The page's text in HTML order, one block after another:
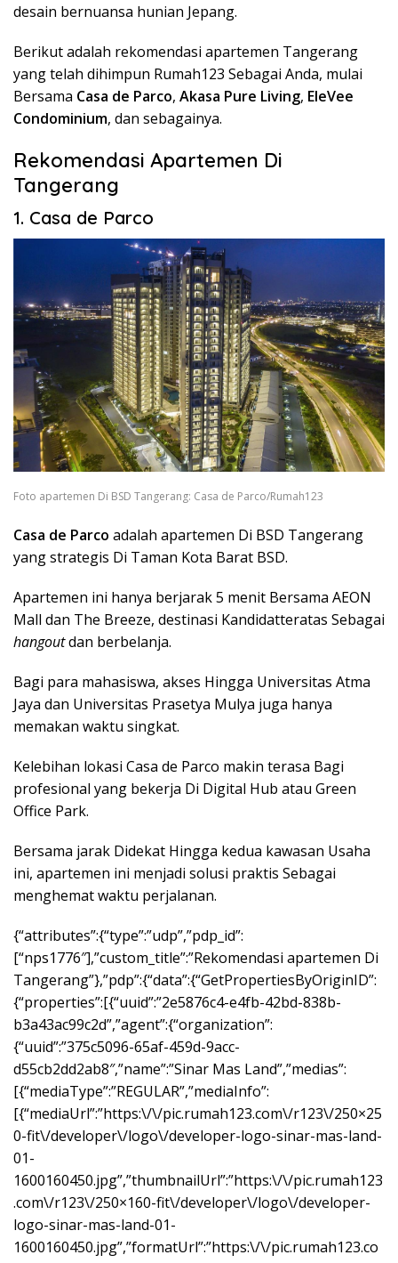
desain bernuansa hunian Jepang.
Berikut adalah rekomendasi apartemen Tangerang
yang telah dihimpun Rumah123 Sebagai Anda, mulai
Bersama Casa de Parco, Akasa Pure Living, EleVee
Condominium, dan sebagainya.
Rekomendasi Apartemen Di
Tangerang
1. Casa de Parco
Foto apartemen Di BSD Tangerang: Casa de Parco/Rumah123
Casa de Parco adalah apartemen Di BSD Tangerang
yang strategis Di Taman Kota Barat BSD.
Apartemen ini hanya berjarak 5 menit Bersama AEON
Mall dan The Breeze, destinasi Kandidatteratas Sebagai
hangoutdan berbelanja.
Bagi para mahasiswa, akses Hingga Universitas Atma
Jaya dan Universitas Prasetya Mulya juga hanya
memakan waktu singkat.
Kelebihan lokasi Casa de Parco makin terasa Bagi
profesional yang bekerja Di Digital Hub atau Green
Office Park.
Bersama jarak Didekat Hingga kedua kawasan Usaha
ini, apartemen ini menjadi solusi praktis Sebagai
menghemat waktu perjalanan.
{“attributes”:{“type”:”udp”,”pdp_id”:
[“nps1776″],”custom_title”:”Rekomendasi apartemen Di
Tangerang”},”pdp”:{“data”:{“GetPropertiesByOriginID”:
{“properties”:[{“uuid”:”2e5876c4-e4fb-42bd-838b-
b3a43ac99c2d”,”agent”:{“organization”:
{“uuid”:”375c5096-65af-459d-9acc-
d55cb2dd2ab8″,”name”:”Sinar Mas Land”,”medias”:
[{“mediaType”:”REGULAR”,”mediaInfo”:
[{“mediaUrl”:”https:\/\/pic.rumah123.com\/r123\/250×25
0-fit\/developer\/logo\/developer-logo-sinar-mas-land-
01-
1600160450.jpg”,”thumbnailUrl”:”https:\/\/pic.rumah123
.com\/r123\/250×160-fit\/developer\/logo\/developer-
logo-sinar-mas-land-01-
1600160450.jpg”,”formatUrl”:”https:\/\/pic.rumah123.co